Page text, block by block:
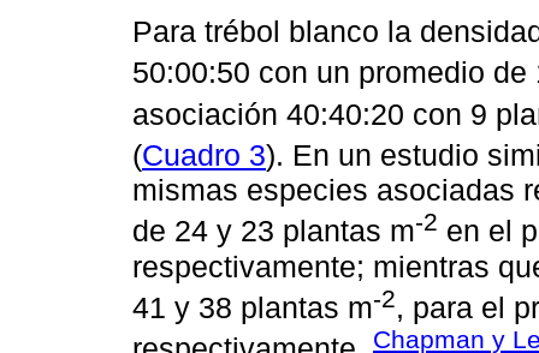
Para trébol blanco la
50:00:50 con un promedio de
asociación 40:40:20 con 9
(Cuadro 3). En un estudio
mismas especies asociadas
de 24 y 23 plantas m-2 en el
respectivamente; mientras
41 y 38 plantas m-2, para el
Chapman y